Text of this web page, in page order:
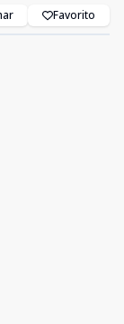
Favorito